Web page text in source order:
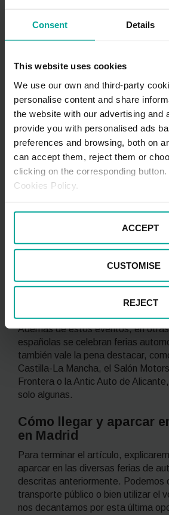
Consent Details
This website uses cookies
We use our own and third-party
personalise content and share
the website with our advertising and
provide you with personalised ads
preferences and browsing, both on
can accept them, reject them or
clicking on the corresponding
Cookies Policy.
ACCEPT
CUSTOMISE
REJECT
Pabellón de Cristal del recinto
Campo de Madrid acogió una
amplio listado de expositores,
internacionales. También se
interesante programa de
en valor acciones y
patrimonio clásico automotriz y
actividad comercial de este
Retromóvil Madrid:cita
amantes de las motocicletas y
antiguos, es la feria más
colección y cada año congrega
personas. Incluye una gran
comercial, numerosas
aparcamiento donde los
sus propios coches clásicos.
Además de estos eventos, en
españolas se celebran ferias
también vale la pena destacar,
Castilla-La Mancha, el Salón
Frontera o la Antic Auto de
solo algunas.
Cómo llegar y aparcar
en Madrid
Para terminar el artículo,
aparcar en las diversas ferias de
descritas anteriormente. Podemos
transporte público o bien utilizar el
nos decantamos por esta última